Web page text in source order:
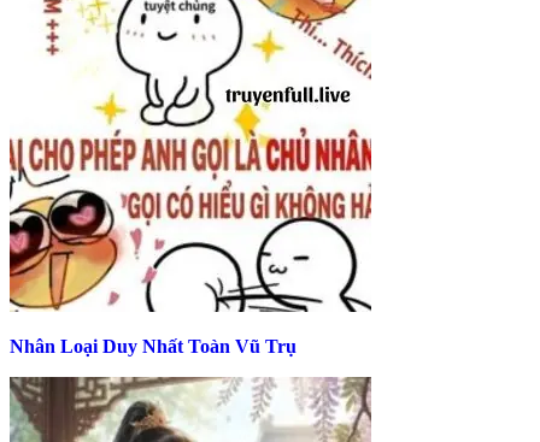
Nhân Loại Duy Nhất Toàn Vũ Trụ